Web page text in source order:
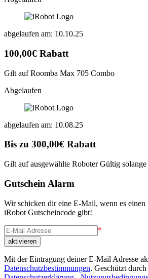
abgelaufen am: 10.10.25
100,00€ Rabatt
Gilt auf Roomba Max 705 Combo
Abgelaufen
abgelaufen am: 10.08.25
Bis zu 300,00€ Rabatt
Gilt auf ausgewählte Roboter Gültig
Gutschein Alarm
Wir schicken dir eine E-Mail, wenn es einen
iRobot Gutscheincode gibt!
*
Mit der Eintragung deiner E-Mail Adresse
Datenschutzbestimmungen. Geschützt